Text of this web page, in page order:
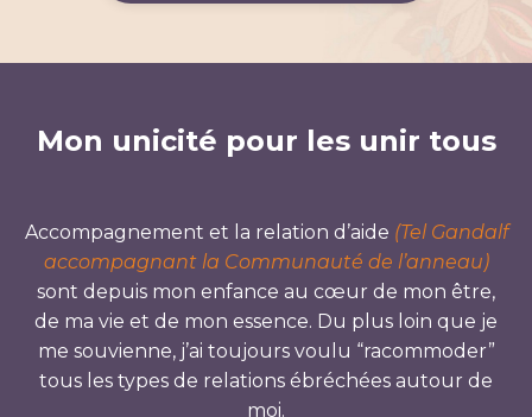
Mon unicité pour les unir tous
Accompagnement et la relation d’aide (Tel Gandalf
accompagnant la Communauté de l’anneau)
sont depuis mon enfance au cœur de mon être,
de ma vie et de mon essence. Du plus loin que je
me souvienne, j’ai toujours voulu “racommoder”
tous les types de relations ébréchées autour de
moi.